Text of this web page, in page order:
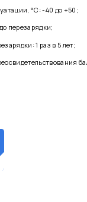
°C: -40 до +50;
перезарядки;
1 раз в 5 лет;